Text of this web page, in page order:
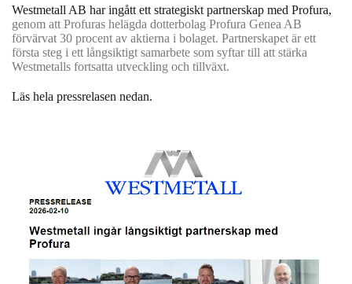
Westmetall AB har ingått ett strategiskt partnerskap med Profura,
genom att Profuras helägda dotterbolag Profura Genea AB
förvärvat 30 procent av aktierna i bolaget. Partnerskapet är ett
första steg i ett långsiktigt samarbete som syftar till att stärka
Westmetalls fortsatta utveckling och tillväxt.
Läs hela pressrelasen nedan.